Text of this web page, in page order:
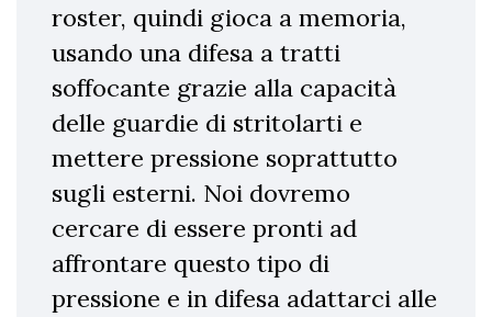
roster, quindi gioca a memoria,
usando una difesa a tratti
soffocante grazie alla capacità
delle guardie di stritolarti e
mettere pressione soprattutto
sugli esterni. Noi dovremo
cercare di essere pronti ad
affrontare questo tipo di
pressione e in difesa adattarci alle